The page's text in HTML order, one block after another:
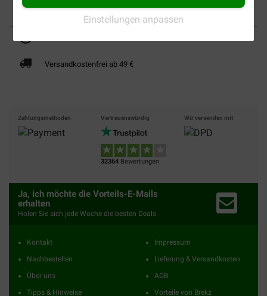
Einstellungen anpassen
Versandkostenfrei ab 49 €
Zahlungsmethoden Vertrauenswürdig
32364 Bewertungen
Wir versenden mit
Ja, ich möchte die Vorteils-E-Mails
erhalten
Holen Sie sich jede Woche die besten Deals
Kontakt
Nachbestellen
Über uns
Tipps & Hinweise
Impressum
Lieferung & Versandkosten
AGB
Vorteile von Brekz